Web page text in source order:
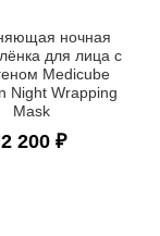
ночная
для лица с
Medicube
Night Wrapping
Mask
2 200 ₽